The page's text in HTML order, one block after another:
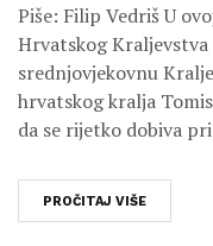
Piše: Filip Vedriš U
Hrvatskog
srednjovjekovnu
hrvatskog kralja
da se rijetko dobiva
PROČITAJ VIŠE